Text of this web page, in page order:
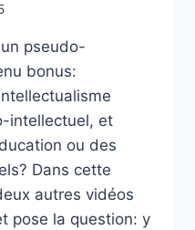
pseudo-
bonus:
intellectuel, et
ou des
Dans cette
autres vidéos
pose la question: y